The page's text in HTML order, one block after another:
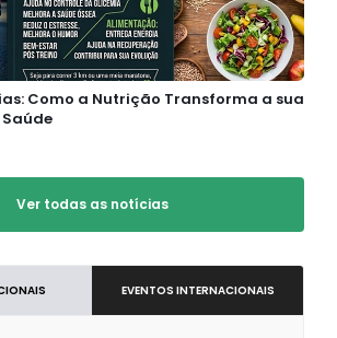
Como a Nutrição Transforma a sua
Ver todas as notícias
EVENTOS INTERNACIONAIS